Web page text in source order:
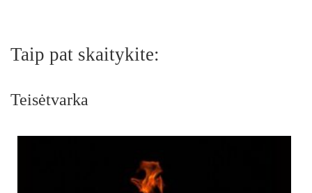
Taip pat skaitykite:
Teisėtvarka